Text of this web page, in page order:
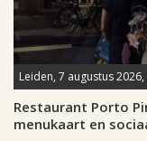
Leiden, 7 augustus
Restaurant Porto
menukaart en